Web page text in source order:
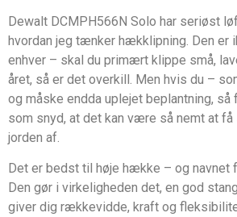
Dewalt DCMPH566N Solo har seriøst
hvordan jeg tænker hækklipning. Den er
enhver – skal du primært klippe små,
året, så er det overkill. Men hvis du –
og måske endda uplejet beplantning,
som snyd, at det kan være så nemt at
jorden af.
Det er bedst til høje hække – og navnet
Den gør i virkeligheden det, en god
giver dig rækkevidde, kraft og